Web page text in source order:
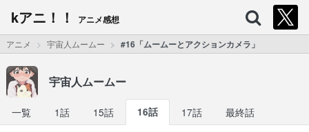
kアニ！！ アニメ感想
アニメ 宇宙人ムームー #16「ムームーとアクションカメラ」
宇宙人ムームー
一覧 1話 15話 16話 17話 最終話